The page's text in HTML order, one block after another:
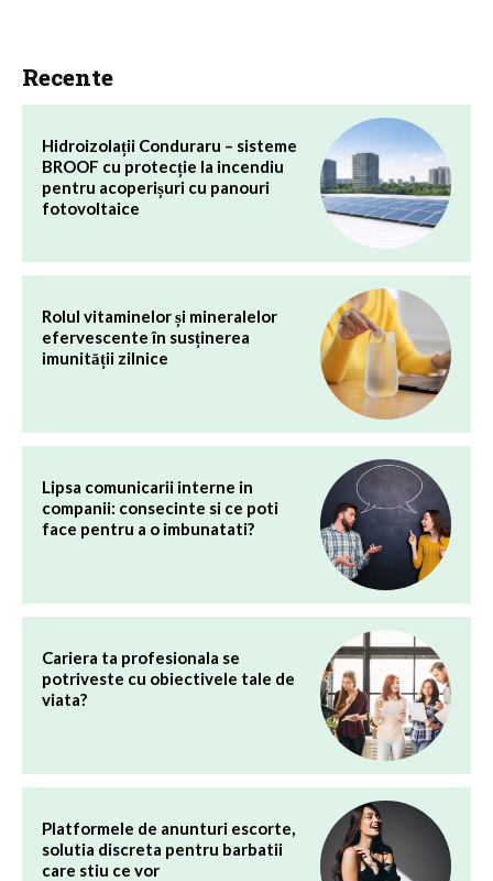
Recente
Hidroizolații Conduraru – sisteme
BROOF cu protecție la incendiu
pentru acoperișuri cu panouri
fotovoltaice
Rolul vitaminelor și mineralelor
efervescente în susținerea
imunității zilnice
Lipsa comunicarii interne in
companii: consecinte si ce poti
face pentru a o imbunatati?
Cariera ta profesionala se
potriveste cu obiectivele tale de
viata?
Platformele de anunturi escorte,
solutia discreta pentru barbatii
care stiu ce vor